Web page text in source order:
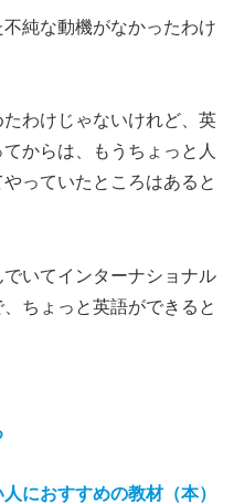
純な動機がなかったわけ
わけじゃないけれど、英
からは、もうちょっと人
っていたところはあると
いてインターナショナル
ちょっと英語ができると
におすすめの教材（本）